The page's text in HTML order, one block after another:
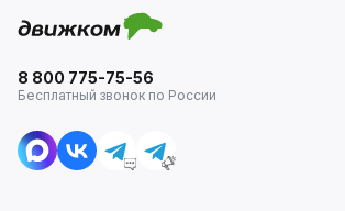
8 800 775-75-56
Бесплатный звонок по России